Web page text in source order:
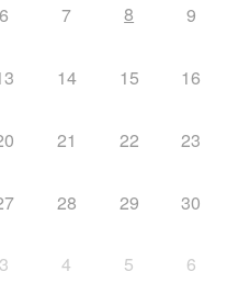
6 7 8 9
14 15 16
21 22 23
28 29 30
3 4 5 6